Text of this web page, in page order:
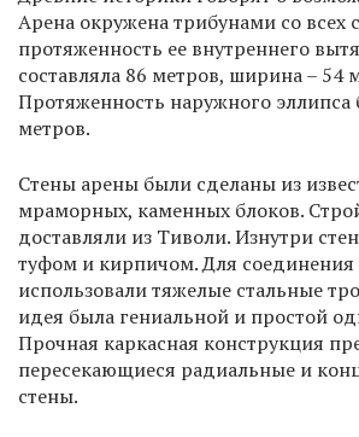
Арена окружена трибунами со всех
протяженность ее внутреннего
составляла 86 метров, ширина – 54
Протяженность наружного эллипса
метров.
Стены арены были сделаны из
мраморных, каменных блоков.
доставляли из Тиволи. Изнутри
туфом и кирпичом. Для соединения
использовали тяжелые стальные
идея была гениальной и простой
Прочная каркасная конструкция
пересекающиеся радиальные и
стены.